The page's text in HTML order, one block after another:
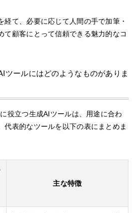
経て、必要に応じて人間の手で加筆・
て顧客にとって信頼できる魅力的なコ
ツールにはどのようなものがありま
役立つ生成AIツールは、用途に合わ
代表的なツールを以下の表にまとめま
主な特徴